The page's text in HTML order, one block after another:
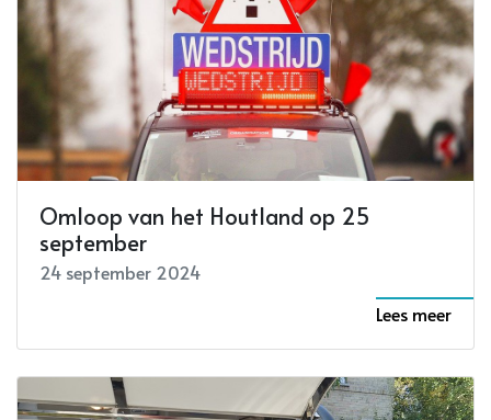
Omloop van het Houtland op 25
september
24 september 2024
Lees meer